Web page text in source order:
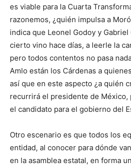
es viable para la Cuarta
razonemos, ¿quién impulsa a
indica que Leonel Godoy y
cierto vino hace días, a leerle la
pero todos contentos no pasa
Amlo están los Cárdenas a
así que en este aspecto ¿a quién
recurrirá el presidente de México,
el candidato para el gobierno del
Otro escenario es que todos los
entidad, al conocer para dónde
en la asamblea estatal, en forma